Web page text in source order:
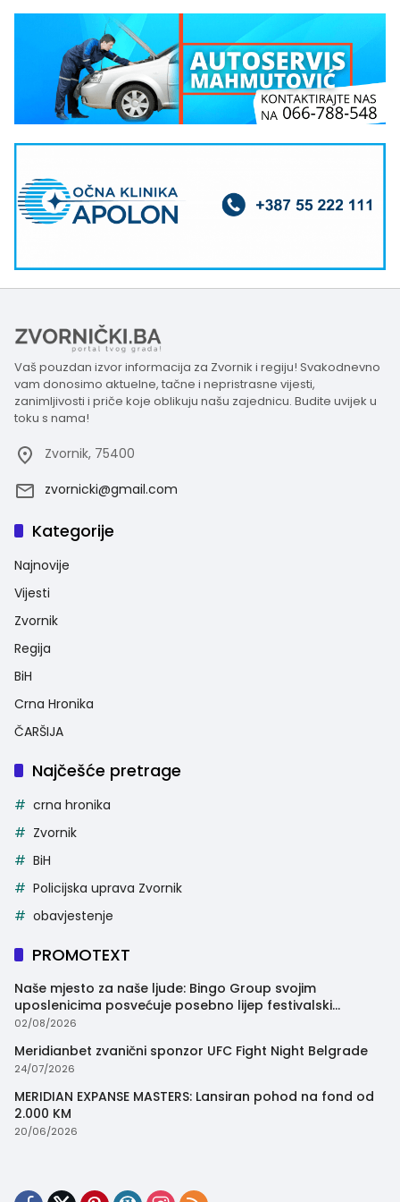
Vaš pouzdan izvor informacija za Zvornik i regiju! Svakodnevno
vam donosimo aktuelne, tačne i nepristrasne vijesti,
zanimljivosti i priče koje oblikuju našu zajednicu. Budite uvijek u
toku s nama!
Zvornik, 75400
zvornicki@gmail.com
Kategorije
Najnovije
Vijesti
Zvornik
Regija
BiH
Crna Hronika
ČARŠIJA
Najčešće pretrage
crna hronika
Zvornik
BiH
Policijska uprava Zvornik
obavjestenje
PROMOTEXT
Naše mjesto za naše ljude: Bingo Group svojim
uposlenicima posvećuje posebno lijep festivalski
trenutak
02/08/2026
Meridianbet zvanični sponzor UFC Fight Night Belgrade
24/07/2026
MERIDIAN EXPANSE MASTERS: Lansiran pohod na fond od
2.000 KM
20/06/2026